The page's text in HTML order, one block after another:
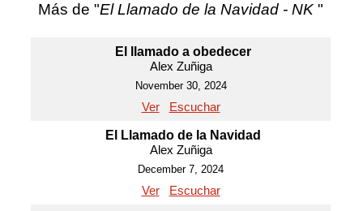
Más de "El Llamado de la Navidad - NK "
El llamado a obedecer
Alex Zuñiga
November 30, 2024
Ver Escuchar
El Llamado de la Navidad
Alex Zuñiga
December 7, 2024
Ver Escuchar